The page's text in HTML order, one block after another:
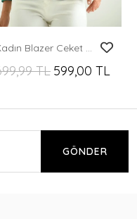
Kadın Blazer Ceket Bel Boy Vatkalı Tek Düğmeli Blazer Yeşil - T026
TL 599,00 TL
GÖNDER